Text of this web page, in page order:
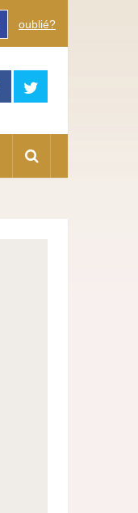
oublié?